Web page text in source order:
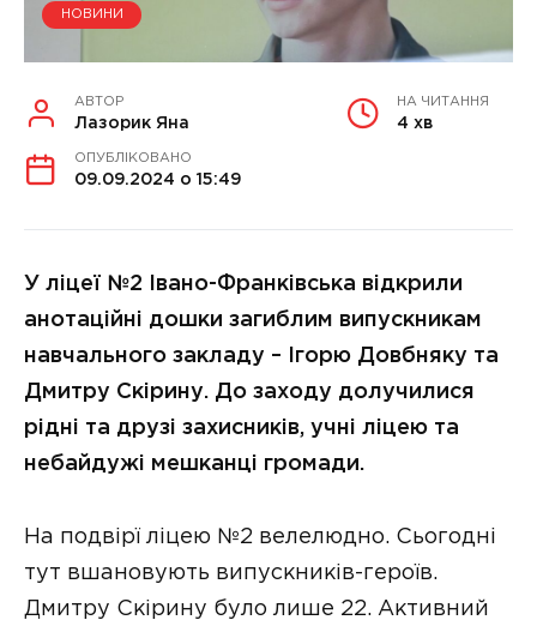
НОВИНИ
АВТОР
Лазорик Яна
НА ЧИТАННЯ
4 хв
ОПУБЛІКОВАНО
09.09.2024 о 15:49
У ліцеї №2 Івано-Франківська відкрили
анотаційні дошки загиблим випускникам
навчального закладу – Ігорю Довбняку та
Дмитру Скірину. До заходу долучилися
рідні та друзі захисників, учні ліцею та
небайдужі мешканці громади.
На подвірї ліцею №2 велелюдно. Сьогодні
тут вшановують випускників-героїв.
Дмитру Скірину було лише 22. Активний